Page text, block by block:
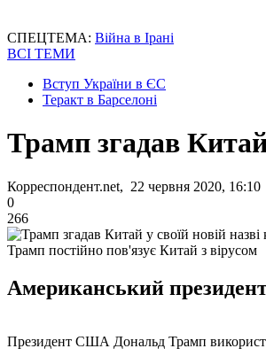
СПЕЦТЕМА: Війна в Ірані
ВСІ ТЕМИ
Вступ України в ЄС
Теракт в Барселоні
Трамп згадав Китай
Корреспондент.net, 22 червня 2020, 16:10
0
266
Трамп постійно пов'язує Китай з вірусом
Американський
Президент США Дональд Трамп